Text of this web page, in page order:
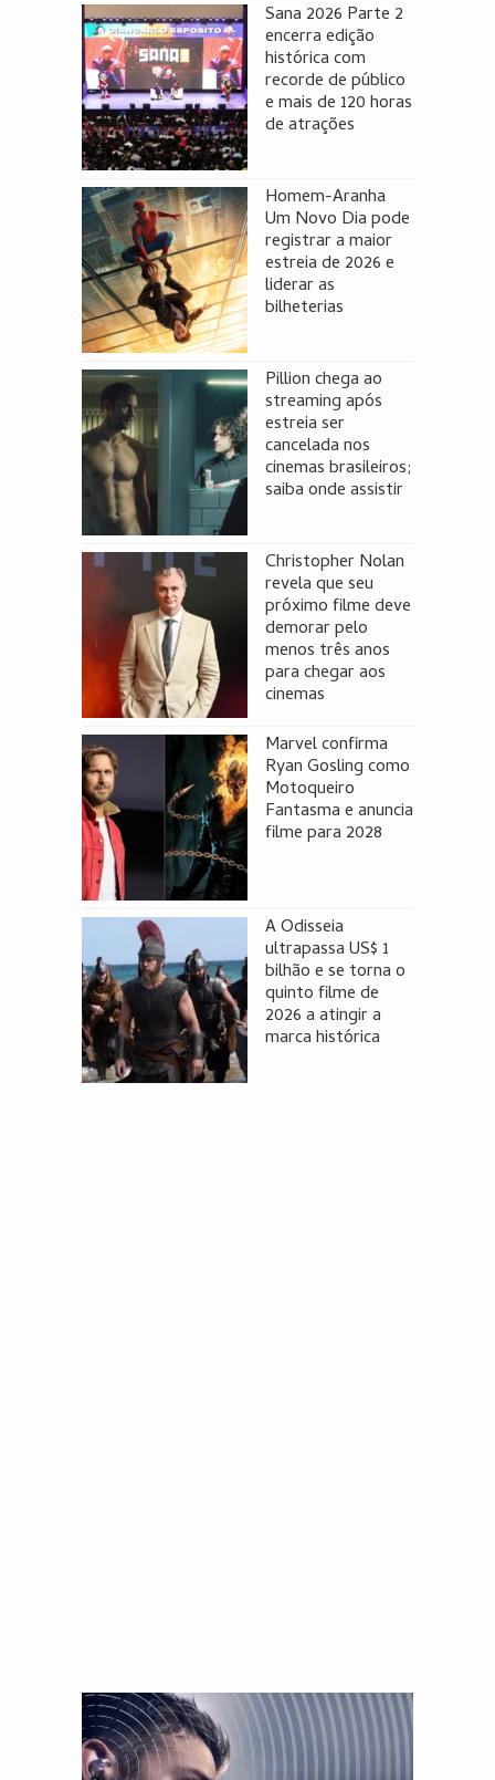
Sana 2026 Parte 2
encerra edição
histórica com
recorde de público
e mais de 120 horas
de atrações
Homem-Aranha
Um Novo Dia pode
registrar a maior
estreia de 2026 e
liderar as
bilheterias
Pillion chega ao
streaming após
estreia ser
cancelada nos
cinemas brasileiros;
saiba onde assistir
Christopher Nolan
revela que seu
próximo filme deve
demorar pelo
menos três anos
para chegar aos
cinemas
Marvel confirma
Ryan Gosling como
Motoqueiro
Fantasma e anuncia
filme para 2028
A Odisseia
ultrapassa US$ 1
bilhão e se torna o
quinto filme de
2026 a atingir a
marca histórica